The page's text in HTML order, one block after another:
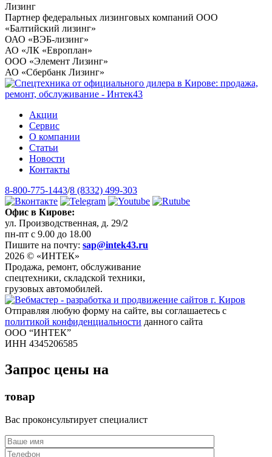
Лизинг
Партнер федеральных лизинговых компаний ООО
«Балтийский лизинг»
ОАО «ВЭБ-лизинг»
АО «ЛК «Европлан»
ООО «Элемент Лизинг»
АО «Сбербанк Лизинг»
Акции
Сервис
О компании
Статьи
Новости
Контакты
8-800-775-1443/8 (8332) 499-303
Офис в Кирове:
ул. Производственная, д. 29/2
пн-пт с 9.00 до 18.00
Пишите на почту: sap@intek43.ru
2026 © «ИНТЕК»
Продажа, ремонт, обслуживание
спецтехники, складской техники,
грузовых автомобилей.
Отправляя любую форму на сайте, вы соглашаетесь с
политикой конфиденциальности данного сайта
ООО “ИНТЕК”
ИНН 4345206585
Запрос цены на
товар
Вас проконсультирует специалист